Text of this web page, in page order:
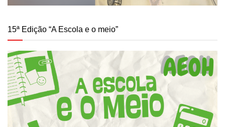
15ª Edição “A Escola e o meio”